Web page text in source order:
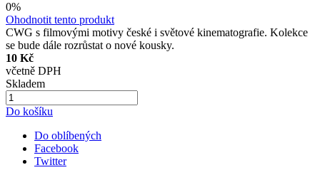
0%
Ohodnotit tento produkt
CWG s filmovými motivy české i světové kinematografie. Kolekce
se bude dále rozrůstat o nové kousky.
10 Kč
včetně DPH
Skladem
Do košíku
Do oblíbených
Facebook
Twitter